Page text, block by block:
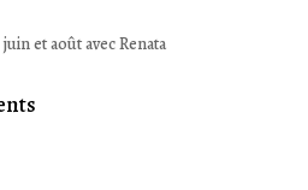
et août avec Renata